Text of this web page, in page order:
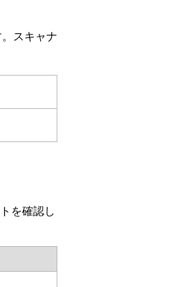
スキャナ
を確認し